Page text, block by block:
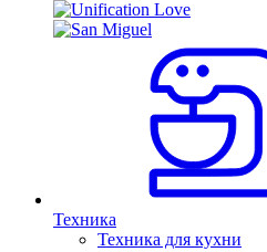
Техника
Техника для кухни